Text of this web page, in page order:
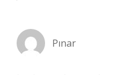
Pınar